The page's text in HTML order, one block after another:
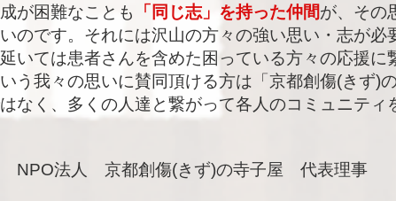
が困難なことも
「同じ志」を持った仲間が、その
のです。それには沢山の方々の強い思い・志が必
いては患者さんを含めた困っている方々の応援に
う我々の思いに賛同頂ける方は「京都創傷(きず)
なく、多くの人達と繋がって各人のコミュニティ
NPO法人 京都創傷(きず)の寺子屋 代表理事